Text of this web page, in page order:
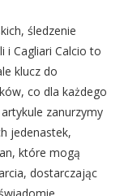
śledzenie
i Cagliari Calcio to
klucz do
co dla każdego
zanurzymy
jedenastek,
które mogą
dostarczając